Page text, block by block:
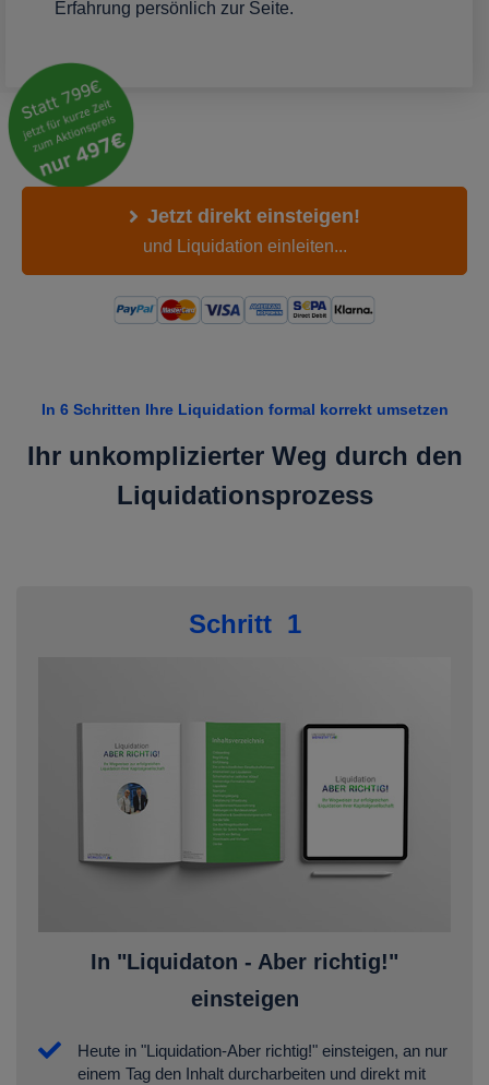
Erfahrung persönlich zur Seite.
Jetzt direkt einsteigen!
und Liquidation einleiten...
In 6 Schritten Ihre Liquidation formal korrekt umsetzen
Ihr unkomplizierter Weg durch den
Liquidationsprozess
Schritt 1
In "Liquidaton - Aber richtig!"
einsteigen
Heute in "Liquidation-Aber richtig!" einsteigen, an nur
einem Tag den Inhalt durcharbeiten und direkt mit